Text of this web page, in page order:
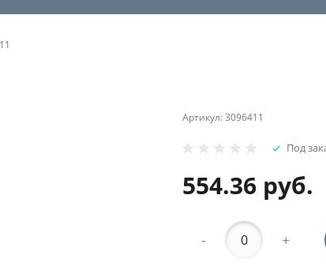
Артикул:3096411
Под
554.36 руб.
- +